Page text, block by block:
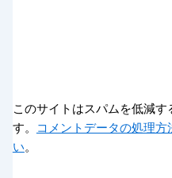
このサイトはスパムを低減
す。
コメントデータの処理
い。